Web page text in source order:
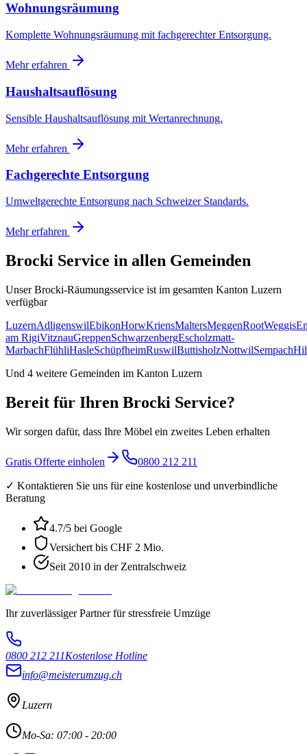
Wohnungsräumung
Komplette Wohnungsräumung mit fachgerechter Entsorgung.
Mehr erfahren
Haushaltsauflösung
Sensible Haushaltsauflösung mit Wertanrechnung.
Mehr erfahren
Fachgerechte Entsorgung
Umweltgerechte Entsorgung nach Schweizer Standards.
Mehr erfahren
Brocki Service in allen Gemeinden
Unser Brocki-Räumungsservice ist im gesamten Kanton Luzern
verfügbar
LuzernAdligenswilEbikonHorwKriensMaltersMeggenRootWeggis
am RigiVitznauGreppenSchwarzenbergEscholzmatt-
MarbachFlühliHasleSchüpfheimRuswilButtisholzNottwilSempach
Und 4 weitere Gemeinden im Kanton Luzern
Bereit für Ihren Brocki Service?
Wir sorgen dafür, dass Ihre Möbel ein zweites Leben erhalten
Gratis Offerte einholen 0800 212 211
✓ Kontaktieren Sie uns für eine kostenlose und unverbindliche
Beratung
4.7/5 bei Google
Versichert bis CHF 2 Mio.
Seit 2010 in der Zentralschweiz
Ihr zuverlässiger Partner für stressfreie Umzüge
0800 212 211Kostenlose Hotline
info@meisterumzug.ch
Luzern
Mo-Sa: 07:00 - 20:00